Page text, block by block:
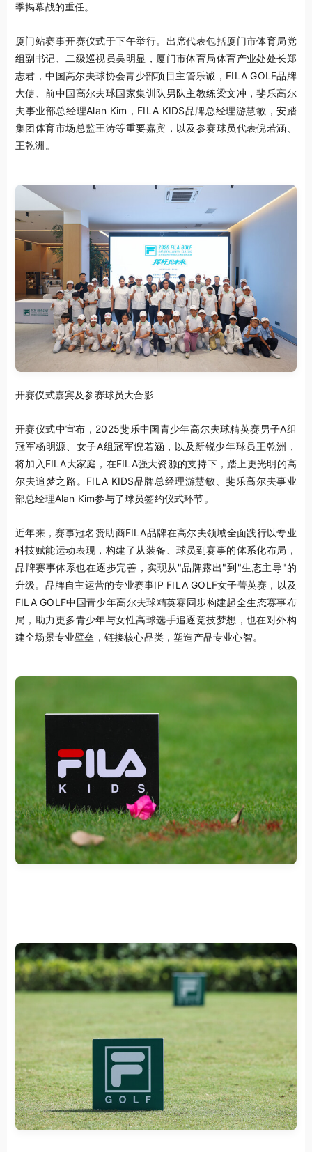
季揭幕战的重任。
厦门站赛事开赛仪式于下午举行。出席代表包括厦门市体育局党
组副书记、二级巡视员吴明显，厦门市体育局体育产业处处长郑
志君，中国高尔夫球协会青少部项目主管乐诚，FILA GOLF品牌
大使、前中国高尔夫球国家集训队男队主教练梁文冲，斐乐高尔
夫事业部总经理Alan Kim，FILA KIDS品牌总经理游慧敏，安踏
集团体育市场总监王涛等重要嘉宾，以及参赛球员代表倪若涵、
王乾洲。
开赛仪式嘉宾及参赛球员大合影
开赛仪式中宣布，2025斐乐中国青少年高尔夫球精英赛男子A组
冠军杨明源、女子A组冠军倪若涵，以及新锐少年球员王乾洲，
将加入FILA大家庭，在FILA强大资源的支持下，踏上更光明的高
尔夫追梦之路。FILA KIDS品牌总经理游慧敏、斐乐高尔夫事业
部总经理Alan Kim参与了球员签约仪式环节。
近年来，赛事冠名赞助商FILA品牌在高尔夫领域全面践行以专业
科技赋能运动表现，构建了从装备、球员到赛事的体系化布局，
品牌赛事体系也在逐步完善，实现从"品牌露出"到"生态主导"的
升级。品牌自主运营的专业赛事IP FILA GOLF女子菁英赛，以及
FILA GOLF中国青少年高尔夫球精英赛同步构建起全生态赛事布
局，助力更多青少年与女性高球选手追逐竞技梦想，也在对外构
建全场景专业壁垒，链接核心品类，塑造产品专业心智。